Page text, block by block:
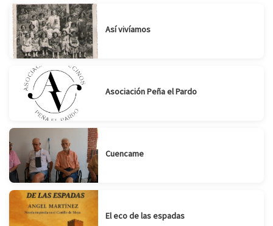
Así vivíamos
Asociación Peña el Pardo
Cuencame
El eco de las espadas
Suscribirse